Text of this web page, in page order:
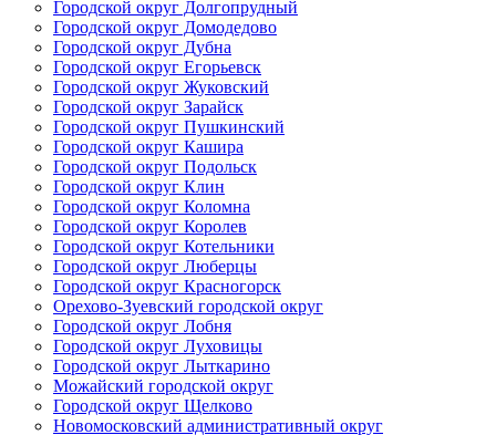
Городской округ Долгопрудный
Городской округ Домодедово
Городской округ Дубна
Городской округ Егорьевск
Городской округ Жуковский
Городской округ Зарайск
Городской округ Пушкинский
Городской округ Кашира
Городской округ Подольск
Городской округ Клин
Городской округ Коломна
Городской округ Королев
Городской округ Котельники
Городской округ Люберцы
Городской округ Красногорск
Орехово-Зуевский городской округ
Городской округ Лобня
Городской округ Луховицы
Городской округ Лыткарино
Можайский городской округ
Городской округ Щелково
Новомосковский административный округ